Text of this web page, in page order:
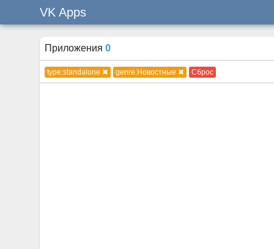
VK Apps
Приложения 0
type:standalone ✖ genre:Новостные ✖ Сброс